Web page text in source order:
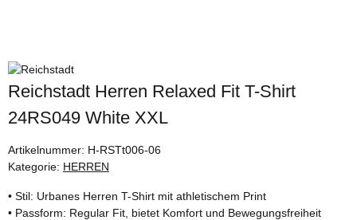
Reichstadt Herren Relaxed Fit T-Shirt
24RS049 White XXL
Artikelnummer: H-RSTt006-06
Kategorie: HERREN
• Stil: Urbanes Herren T-Shirt mit athletischem Print
• Passform: Regular Fit, bietet Komfort und Bewegungsfreiheit